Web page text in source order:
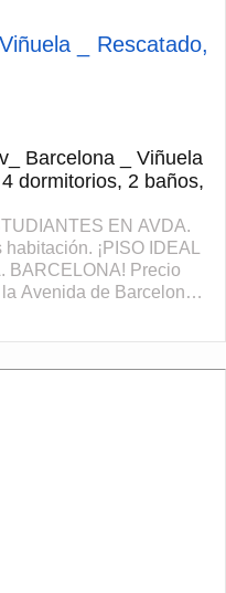
_ Rescatado,
Barcelona _ Viñuela
4 dormitorios, 2 baños,
EN AVDA.
¡PISO IDEAL
BARCELONA! Precio
Avenida de Barcelona,